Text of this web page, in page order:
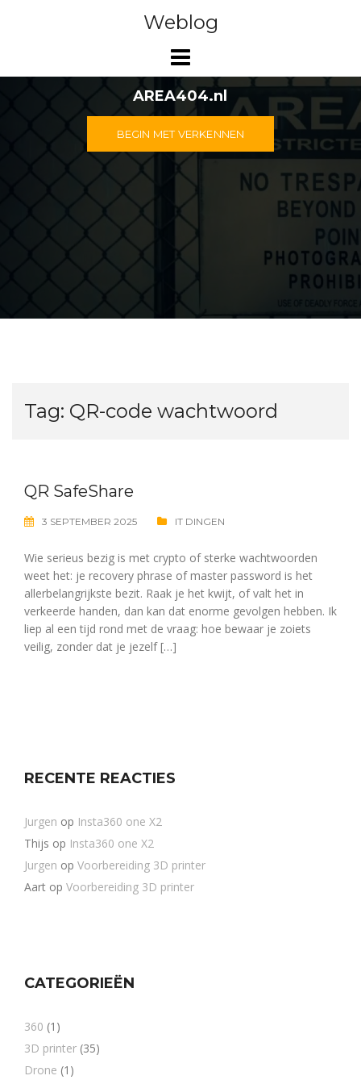
Weblog
AREA404.nl
BEGIN MET VERKENNEN
Tag: QR-code wachtwoord
QR SafeShare
3 SEPTEMBER 2025 IT DINGEN
Wie serieus bezig is met crypto of sterke wachtwoorden
weet het: je recovery phrase of master password is het
allerbelangrijkste bezit. Raak je het kwijt, of valt het in
verkeerde handen, dan kan dat enorme gevolgen hebben. Ik
liep al een tijd rond met de vraag: hoe bewaar je zoiets
veilig, zonder dat je jezelf […]
RECENTE REACTIES
Jurgen op Insta360 one X2
Thijs op Insta360 one X2
Jurgen op Voorbereiding 3D printer
Aart op Voorbereiding 3D printer
CATEGORIEËN
360 (1)
3D printer (35)
Drone (1)